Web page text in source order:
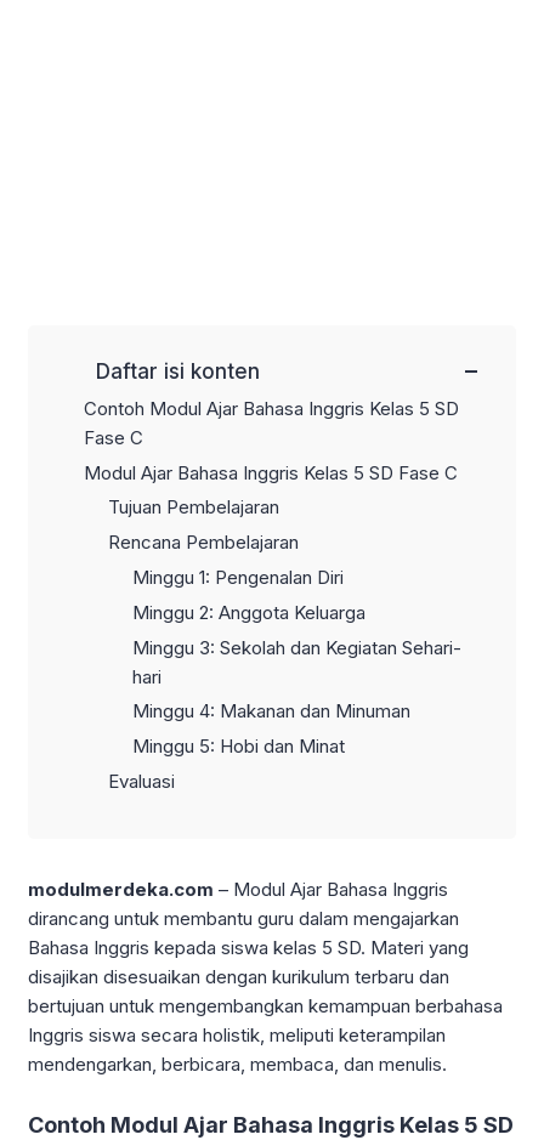
Daftar isi konten −
Contoh Modul Ajar Bahasa Inggris Kelas 5 SD
Fase C
Modul Ajar Bahasa Inggris Kelas 5 SD Fase C
Tujuan Pembelajaran
Rencana Pembelajaran
Minggu 1: Pengenalan Diri
Minggu 2: Anggota Keluarga
Minggu 3: Sekolah dan Kegiatan Sehari-
hari
Minggu 4: Makanan dan Minuman
Minggu 5: Hobi dan Minat
Evaluasi
modulmerdeka.com – Modul Ajar Bahasa Inggris
dirancang untuk membantu guru dalam mengajarkan
Bahasa Inggris kepada siswa kelas 5 SD. Materi yang
disajikan disesuaikan dengan kurikulum terbaru dan
bertujuan untuk mengembangkan kemampuan berbahasa
Inggris siswa secara holistik, meliputi keterampilan
mendengarkan, berbicara, membaca, dan menulis.
Contoh Modul Ajar Bahasa Inggris Kelas 5 SD